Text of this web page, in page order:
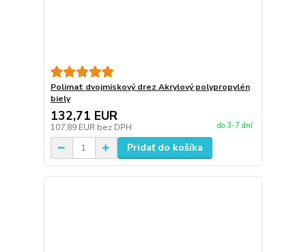
Polimat dvojmiskový drez Akrylový polypropylén
biely
132,71 EUR
107,89 EUR bez DPH do 3-7 dní
Pridať do košíka